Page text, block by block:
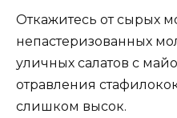
Откажитесь от сырых
непастеризованных
уличных салатов с
отравления
слишком высок.